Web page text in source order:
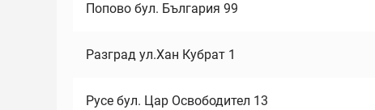
Попово бул. България 99
Разград ул.Хан Кубрат 1
Русе бул. Цар Освободител 13